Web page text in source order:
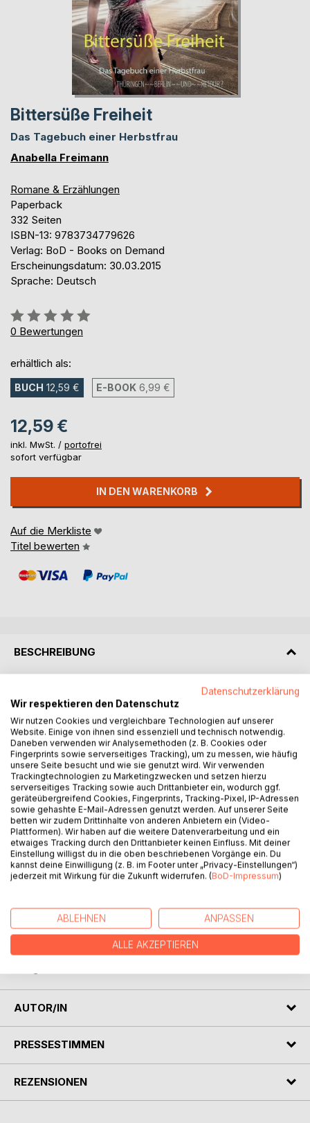
Bittersüße Freiheit
Das Tagebuch einer Herbstfrau
Anabella Freimann
Romane & Erzählungen
Paperback
332 Seiten
ISBN-13: 9783734779626
Verlag: BoD - Books on Demand
Erscheinungsdatum: 30.03.2015
Sprache: Deutsch
Bewertung::
0%
0 Bewertungen
erhältlich als:
BUCH 12,59 € E-BOOK 6,99 €
12,59 €
inkl. MwSt. / portofrei
sofort verfügbar
IN DEN WARENKORB
Auf die Merkliste
Titel bewerten
BESCHREIBUNG
"Liebe Anabella, zweifle nicht mehr an dir, denn es ist dir
erlaubt, ja, es ist sogar deine Pflicht, so gut wie irgend
möglich mit dir selbst umzugeben."
Es mussten allerdings viele Jahre vergehen, bis Anabella
von dieser ihrer "Pflicht" überzeugt war. Aber dann wagte
sie es.
Spät, doch nicht zu spät fand Anabella nach vielen, zum
Teil nicht ungefährlichen Irrwegen den Mut, sich von ihrer
bisherigen Heimat zu trennen und sich in Berlin eine winzige
Wohnung und einen Job zu suchen. In freundschaftlichen
Einvernehmen mit Christian, ihrem Mann, zog sie ganz allein
auf Zeit in die große Stadt, um ihr Junggesellinnenleben
Begleiten Sie Anabella doch einfach auf ihrer Reise.
Durchstreifen Sie mit ihr Berlin und nehmen Sie Anteil an
ihrem bewegten Leben, das viel Trauriges, aber auch viele
AUTOR/IN
PRESSESTIMMEN
REZENSIONEN
Datenschutzerklärung
Wir respektieren den Datenschutz
Wir nutzen Cookies und vergleichbare Technologien auf unserer
Website. Einige von ihnen sind essenziell und technisch notwendig.
Daneben verwenden wir Analysemethoden (z. B. Cookies oder
Fingerprints sowie serverseitiges Tracking), um zu messen, wie häufig
unsere Seite besucht und wie sie genutzt wird. Wir verwenden
Trackingtechnologien zu Marketingzwecken und setzen hierzu
serverseitiges Tracking sowie auch Drittanbieter ein, wodurch ggf.
geräteübergreifend Cookies, Fingerprints, Tracking-Pixel, IP-Adressen
sowie gehashte E-Mail-Adressen genutzt werden. Auf unserer Seite
betten wir zudem Drittinhalte von anderen Anbietern ein (Video-
Plattformen). Wir haben auf die weitere Datenverarbeitung und ein
etwaiges Tracking durch den Drittanbieter keinen Einfluss. Mit deiner
Einstellung willigst du in die oben beschriebenen Vorgänge ein. Du
kannst deine Einwilligung (z. B. im Footer unter „Privacy-Einstellungen“)
jederzeit mit Wirkung für die Zukunft widerrufen. (BoD-Impressum)
ABLEHNEN ANPASSEN
ALLE AKZEPTIEREN